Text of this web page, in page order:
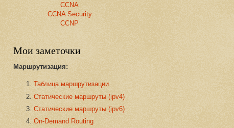
CCNA
CCNA Security
CCNP
Мои заметочки
Маршрутизация:
Таблица маршрутизации
Статические маршруты (ipv4)
Статические маршруты (ipv6)
On-Demand Routing